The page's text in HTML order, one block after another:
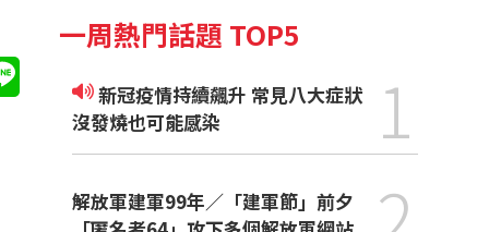
一周熱門話題 TOP5
新冠疫情持續飆升 常見八大症狀
沒發燒也可能感染
1
解放軍建軍99年／「建軍節」前夕